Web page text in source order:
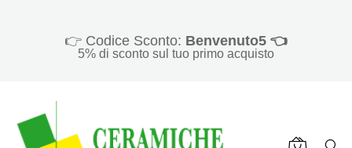
👉 Codice Sconto: Benvenuto5 👈
5% di sconto sul tuo primo acquisto